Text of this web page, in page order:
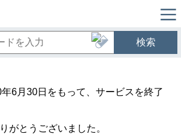
検索
6月30日をもって、サービスを終了
がとうございました。